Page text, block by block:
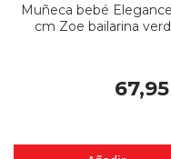
Muñeca bebé
cm Zoe bailarina